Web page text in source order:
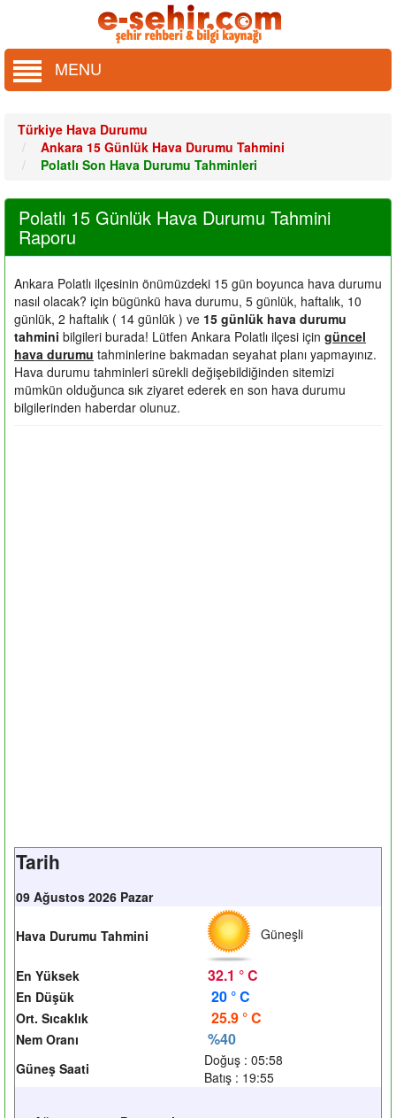
MENU
Türkiye Hava Durumu
Ankara 15 Günlük Hava Durumu Tahmini
Polatlı Son Hava Durumu Tahminleri
Polatlı 15 Günlük Hava Durumu Tahmini
Raporu
Ankara Polatlı ilçesinin önümüzdeki 15 gün boyunca hava durumu
nasıl olacak? için bügünkü hava durumu, 5 günlük, haftalık, 10
günlük, 2 haftalık ( 14 günlük ) ve 15 günlük hava durumu
tahmini bilgileri burada! Lütfen Ankara Polatlı ilçesi için güncel
hava durumu tahminlerine bakmadan seyahat planı yapmayınız.
Hava durumu tahminleri sürekli değişebildiğinden sitemizi
mümkün olduğunca sık ziyaret ederek en son hava durumu
bilgilerinden haberdar olunuz.
Tarih
09 Ağustos 2026 Pazar
Hava Durumu Tahmini Güneşli
En Yüksek 32.1 ° C
En Düşük 20 ° C
Ort. Sıcaklık 25.9 ° C
Nem Oranı %40
Güneş Saati
Doğuş : 05:58
Batış : 19:55